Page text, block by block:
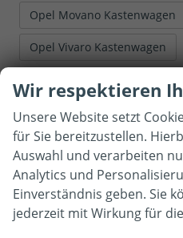
Opel Movano Kastenwagen
Opel Vivaro Kastenwagen
Gute Fahrt wünscht
Können wir
Wir respektieren
Unsere Website setzt
für Sie bereitzustellen.
Auswahl und verarbeiten
Analytics und
Einverständnis geben. Sie
jederzeit mit Wirkung für